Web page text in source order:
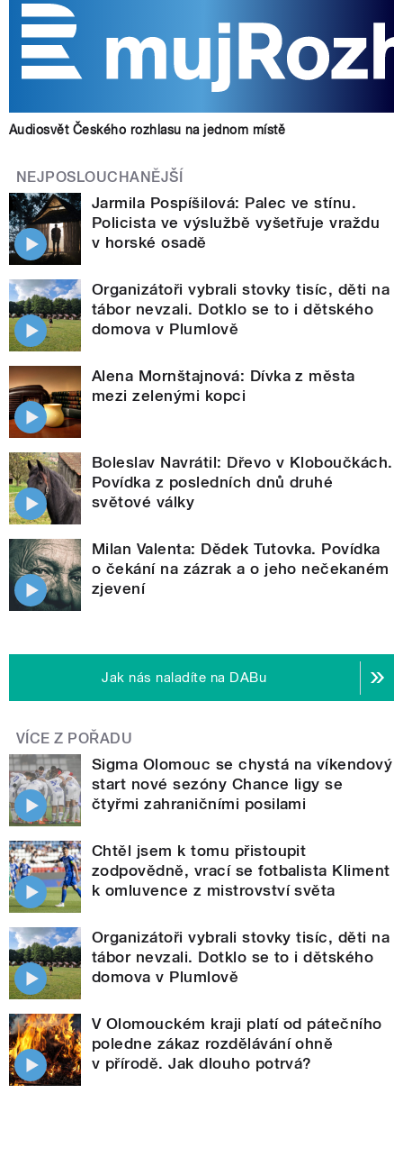
Audiosvět Českého rozhlasu na jednom místě
NEJPOSLOUCHANĚJŠÍ
Jarmila Pospíšilová: Palec ve stínu.
Policista ve výslužbě vyšetřuje vraždu
v horské osadě
Organizátoři vybrali stovky tisíc, děti na
tábor nevzali. Dotklo se to i dětského
domova v Plumlově
Alena Mornštajnová: Dívka z města
mezi zelenými kopci
Boleslav Navrátil: Dřevo v Kloboučkách.
Povídka z posledních dnů druhé
světové války
Milan Valenta: Dědek Tutovka. Povídka
o čekání na zázrak a o jeho nečekaném
zjevení
Jak nás naladíte na DABu
VÍCE Z POŘADU
Sigma Olomouc se chystá na víkendový
start nové sezóny Chance ligy se
čtyřmi zahraničními posilami
Chtěl jsem k tomu přistoupit
zodpovědně, vrací se fotbalista Kliment
k omluvence z mistrovství světa
Organizátoři vybrali stovky tisíc, děti na
tábor nevzali. Dotklo se to i dětského
domova v Plumlově
V Olomouckém kraji platí od pátečního
poledne zákaz rozdělávání ohně
v přírodě. Jak dlouho potrvá?